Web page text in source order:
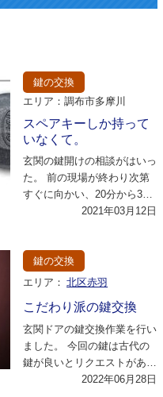
鍵の交換
エリア：調布市多摩川
スペアキーしか持って
いなくて。
玄関の鍵開けの相談がはいっ
た。 前の現場が終わり次第
すぐに向かい、20分から30
分程度で到着。 事情を伺う
2021年03月12日
鍵の交換
エリア： 北区赤羽
こだわり派の鍵交換
玄関ドアの鍵交換作業を行い
ました。 今回の鍵は古代の
鍵が良いとリクエストがあり
ましたので、鍵交換作業を得
2022年06月28日